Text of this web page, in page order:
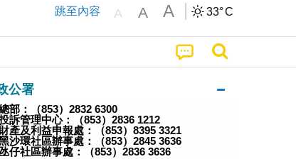
跳至內容 A A A 33°C
公署
部：（853）2832 6300
訴管理中心：（853）2836 1212
財產及利益申報處：（853）8395 3321
沙環社區辦事處：（853）2845 3636
仔社區辦事處：（853）2836 3636